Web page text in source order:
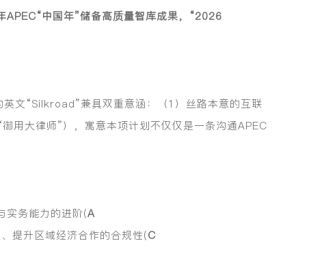
中国年”储备高质量智库成果，“2026
文“Silkroad”兼具双重意涵：（1）丝路本意的互联
用大律师”），寓意本项计划不仅仅是一条沟通APEC
实务能力的进阶(A
提升区域经济合作的合规性(C